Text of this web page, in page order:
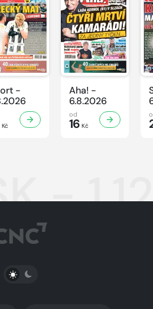
-
Kč
Aha! -
6.8.2026
od
16 Kč
-
PŘEPNOUT SVĚTLÝ/TMAVÝ REŽIM